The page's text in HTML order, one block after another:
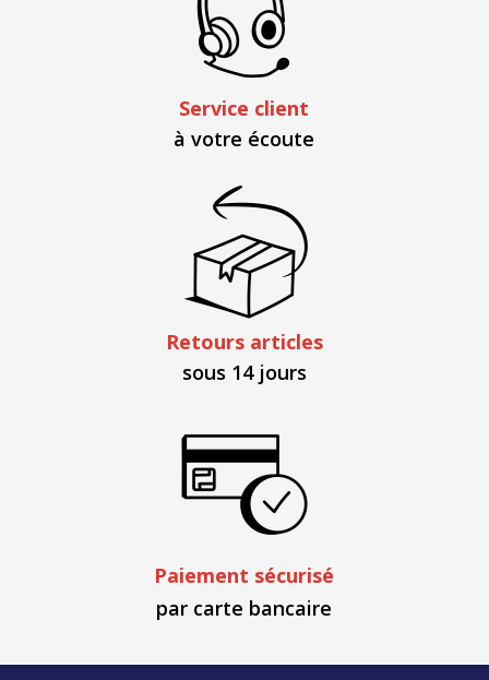
Service client
à votre écoute
Retours articles
sous 14 jours
Paiement sécurisé
par carte bancaire